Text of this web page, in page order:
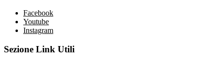
Facebook
Youtube
Instagram
Sezione Link Utili